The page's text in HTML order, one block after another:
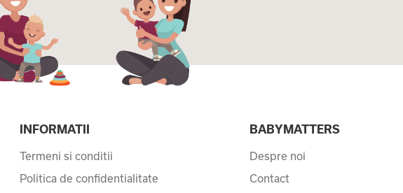
INFORMATII
Termeni si conditii
Politica de confidentialitate
BABYMATTERS
Despre noi
Contact